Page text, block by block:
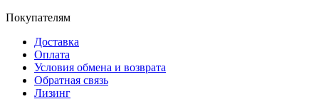
Покупателям
Доставка
Оплата
Условия обмена и возврата
Обратная связь
Лизинг